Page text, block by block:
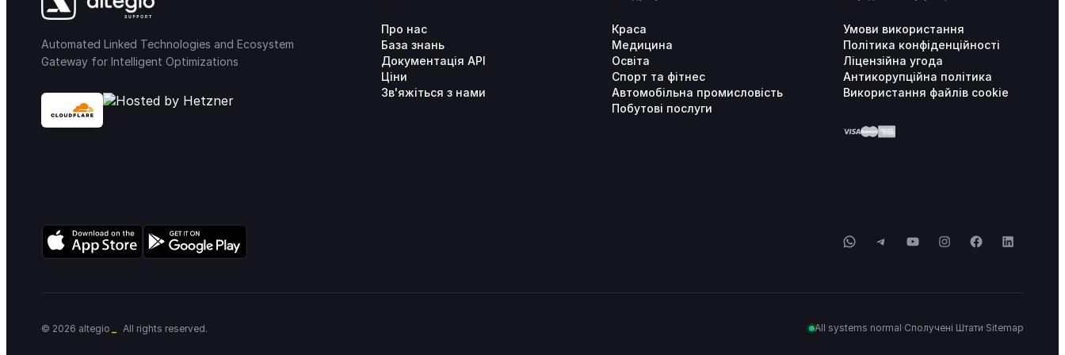
Automated Linked Technologies and Ecosystem
Gateway for Intelligent Optimizations
Про нас
База знань
Документація API
Ціни
Зв'яжіться з нами
Краса
Медицина
Освіта
Спорт та фітнес
Автомобільна промисловість
Побутові послуги
Умови використання
Політика конфіденційності
Ліцензійна угода
Антикорупційна політика
Використання файлів cookie
WhatsApp
TelegramYouTubeInstagram
FacebookLinkedIn
© 2026 altegio All rights reserved. All systems normal·Сполучені Штати·Sitemap